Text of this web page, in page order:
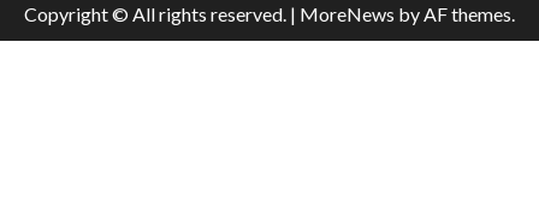
Copyright © All rights reserved. | MoreNews by AF themes.